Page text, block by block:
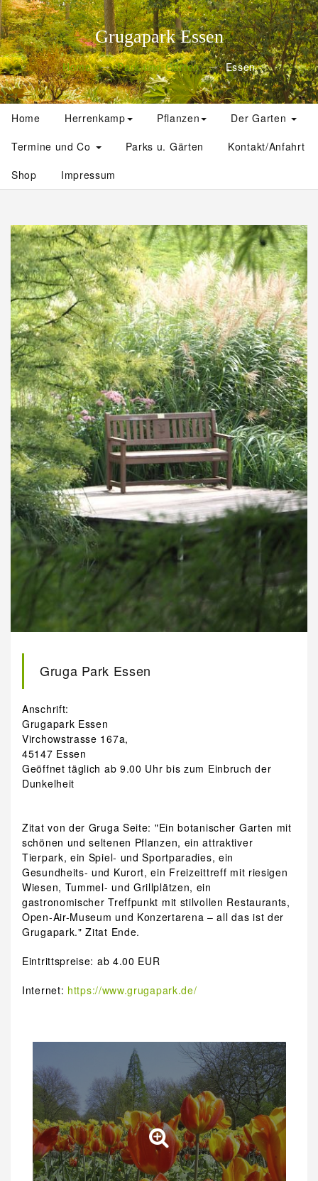
Grugapark Essen
Home Park und Gärten Essen
Home Herrenkamp Pflanzen
Der Garten
Termine und Co
Parks u. Gärten
Kontakt/Anfahrt
Shop
Impressum
Gruga Park Essen
Anschrift:
Grugapark Essen
Virchowstrasse 167a,
45147 Essen
Geöffnet täglich ab 9.00 Uhr bis zum Einbruch der
Dunkelheit
Zitat von der Gruga Seite: "Ein botanischer Garten mit
schönen und seltenen Pflanzen, ein attraktiver
Tierpark, ein Spiel- und Sportparadies, ein
Gesundheits- und Kurort, ein Freizeittreff mit riesigen
Wiesen, Tummel- und Grillplätzen, ein
gastronomischer Treffpunkt mit stilvollen Restaurants,
Open-Air-Museum und Konzertarena – all das ist der
Grugapark." Zitat Ende.
Eintrittspreise: ab 4.00 EUR
Internet: https://www.grugapark.de/